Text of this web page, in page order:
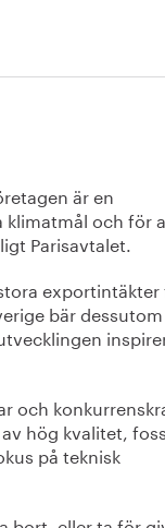
är en
klimatmål och för
Parisavtalet.
bär dessutom
och
hög kvalitet,
på teknisk